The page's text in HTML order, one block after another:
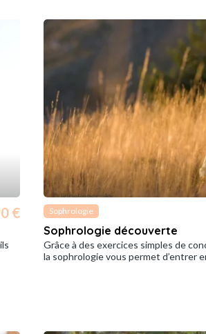
€ Sophrologie
Sophrologie découverte
Grâce à des exercices simples de
la sophrologie vous permet d’entrer